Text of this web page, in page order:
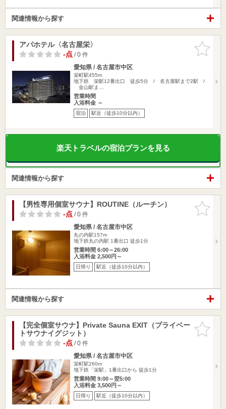
関連情報から探す
お気に入
りに追加
アパホテル〈名古屋栄〉
-点/ 0 件
愛知県 / 名古屋市中区
栄町駅455m
地下鉄 栄駅12番出口 徒歩5分 / 名古屋駅まで2駅 /
金山駅ま…
営業時間
入浴料金 ～
宿泊 駅近（徒歩10分以内）
楽天トラベルの宿泊プランを見る
関連情報から探す
お気に入
りに追加
【男性専用個室サウナ】ROUTINE（ルーチン）
-点/ 0 件
愛知県 / 名古屋市中区
丸の内駅157m
地下鉄丸の内駅 1番出口 徒歩1分
営業時間 6:00～26:00
入浴料金 2,500円～
日帰り 駅近（徒歩10分以内）
関連情報から探す
お気に入
りに追加
【完全個室サウナ】Private Sauna EXIT（プライベー
トサウナイグジット）
-点/ 0 件
愛知県 / 名古屋市中区
栄町駅260m
地下鉄「栄駅」1番出口から 徒歩1分
営業時間 9:00～翌5:00
入浴料金 3,500円～
日帰り 駅近（徒歩10分以内）